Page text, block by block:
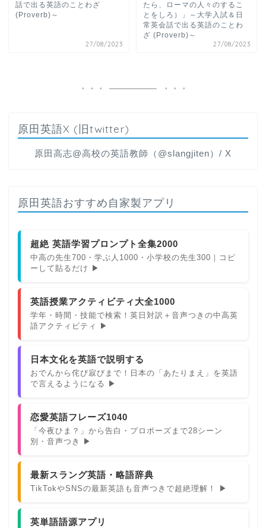
話で出る英語のことわざ
(Proverb)～
27/08/2023
たら、ローマの人々のするこ
とをしろ）」～大学入試＆日
常英会話で出る英語のことわ
ざ (Proverb)～
27/08/2023
原田英語X (旧twitter)
原田高志@高校の英語教師（@slangjiten）/ X
原田英語おすすめ自家製アプリ
超絶 英語学習プロンプト全集2000
中高の先生700・学ぶ人1000・小学校の先生300｜コピ
ーして貼るだけ ▶
英語授業アクティビティ大全1000
学年・時間・技能で検索！英日対訳＋音声つきの中高英
語アクティビティ ▶
日本文化を英語で説明する
おでんから侘び寂びまで！日本の「あたりまえ」を英語
で言えるようになる ▶
恋愛英語フレーズ1040
「今夜ひま？」から告白・プロポーズまで28シーン
別・音声つき ▶
最新スラング英語・略語辞典
TikTokやSNSの最新英語も音声つきで超絶理解！ ▶
英単語語源アプリ